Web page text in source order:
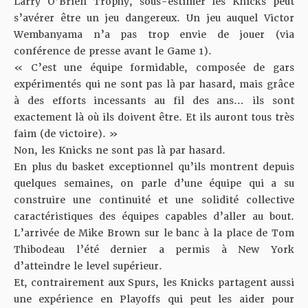
s’avérer être un jeu dangereux. Un jeu auquel Victor
Wembanyama n’a pas trop envie de jouer (via
conférence de presse avant le Game 1).
« C’est une équipe formidable, composée de gars
expérimentés qui ne sont pas là par hasard, mais grâce
à des efforts incessants au fil des ans… ils sont
exactement là où ils doivent être. Et ils auront tous très
faim (de victoire). »
Non, les Knicks ne sont pas là par hasard.
En plus du basket exceptionnel qu’ils montrent depuis
quelques semaines, on parle d’une équipe qui a su
construire une continuité et une solidité collective
caractéristiques des équipes capables d’aller au bout.
L’arrivée de Mike Brown sur le banc à la place de Tom
Thibodeau l’été dernier a permis à New York
d’atteindre le level supérieur.
Et, contrairement aux Spurs, les Knicks partagent aussi
une expérience en Playoffs qui peut les aider pour